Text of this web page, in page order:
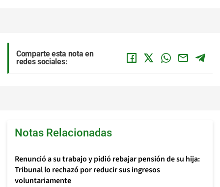
Comparte esta nota en
redes sociales:
Notas Relacionadas
Renunció a su trabajo y pidió rebajar pensión de su hija:
Tribunal lo rechazó por reducir sus ingresos
voluntariamente